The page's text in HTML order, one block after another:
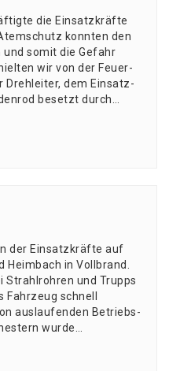
die Ein­satz­kräf­te
konn­ten den
und somit die Gefahr
wir von der Feu­er­
Dreh­lei­ter, dem Ein­satz­
besetzt durch…
der Ein­satz­kräf­te auf
Heim­bach in Vollbrand.
Strahl­roh­ren und Trupps
schnell
aus­lau­fen­den Betriebs­
wur­de…